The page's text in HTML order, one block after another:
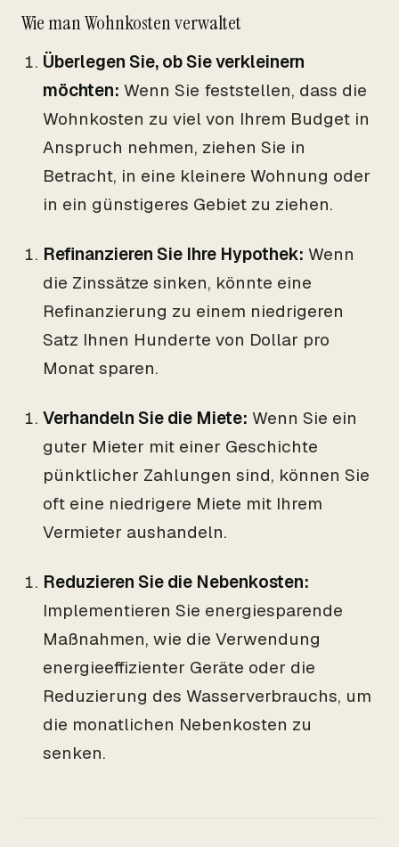
Wie man Wohnkosten verwaltet
Überlegen Sie, ob Sie verkleinern
möchten: Wenn Sie feststellen, dass die
Wohnkosten zu viel von Ihrem Budget in
Anspruch nehmen, ziehen Sie in
Betracht, in eine kleinere Wohnung oder
in ein günstigeres Gebiet zu ziehen.
Refinanzieren Sie Ihre Hypothek: Wenn
die Zinssätze sinken, könnte eine
Refinanzierung zu einem niedrigeren
Satz Ihnen Hunderte von Dollar pro
Monat sparen.
Verhandeln Sie die Miete: Wenn Sie ein
guter Mieter mit einer Geschichte
pünktlicher Zahlungen sind, können Sie
oft eine niedrigere Miete mit Ihrem
Vermieter aushandeln.
Reduzieren Sie die Nebenkosten:
Implementieren Sie energiesparende
Maßnahmen, wie die Verwendung
energieeffizienter Geräte oder die
Reduzierung des Wasserverbrauchs, um
die monatlichen Nebenkosten zu
senken.